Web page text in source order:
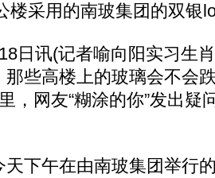
楼采用的南玻集团的双银
讯(记者喻向阳实习生肖
些高楼上的玻璃会不会
，网友“糊涂的你”发出疑
午在由南玻集团举行的